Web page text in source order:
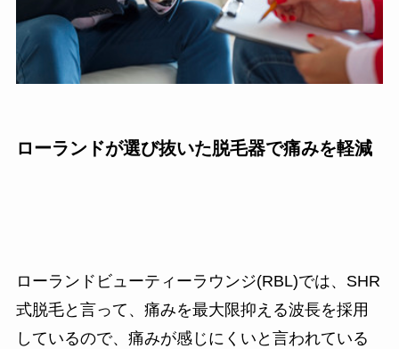
ローランドが選び抜いた脱毛器で痛みを軽減
ローランドビューティーラウンジ(RBL)では、SHR
式脱毛と言って、痛みを最大限抑える波長を採用
しているので、痛みが感じにくいと言われている